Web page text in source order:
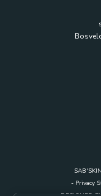
- Privacy